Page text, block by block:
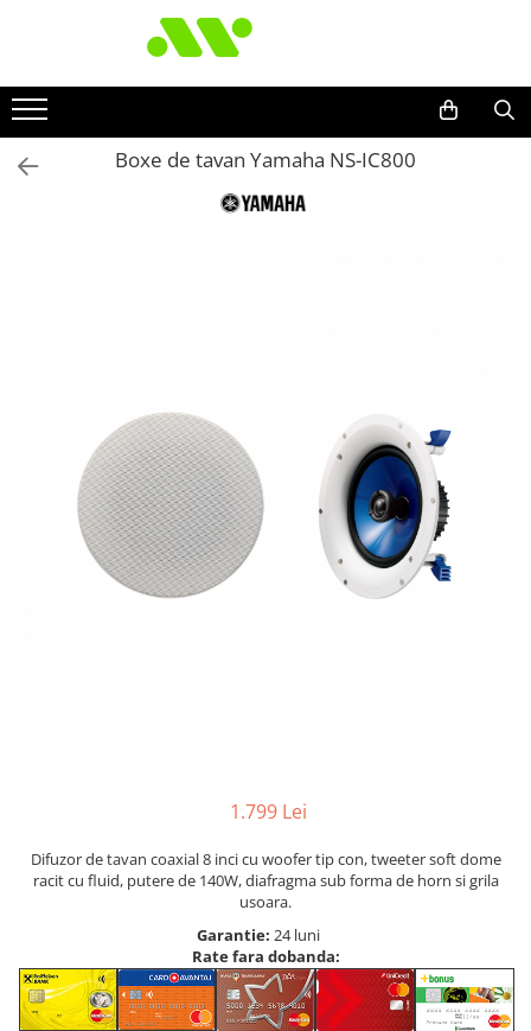
Boxe de tavan Yamaha NS-IC800
1.799 Lei
Difuzor de tavan coaxial 8 inci cu woofer tip con, tweeter soft dome
racit cu fluid, putere de 140W, diafragma sub forma de horn si grila
usoara.
Garantie: 24 luni
Rate fara dobanda: